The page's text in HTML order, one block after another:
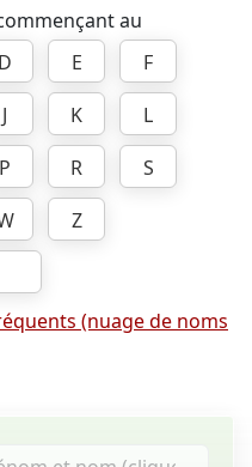
au
D E
F
J K
L
P R
S
Z
(nuage de noms